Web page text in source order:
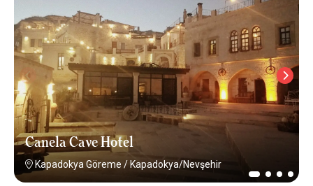
Canela Cave Hotel
Kapadokya Göreme / Kapadokya/Nevşehir